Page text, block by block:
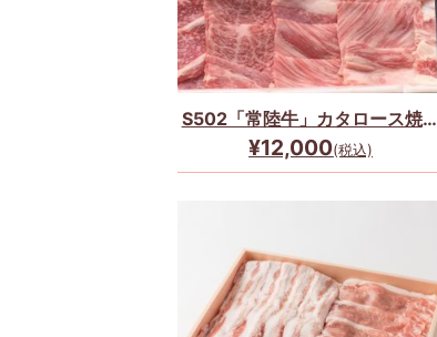
S502「常陸牛」カタロース焼肉
(600g＋たれ)セット☆
¥12,000(税込)